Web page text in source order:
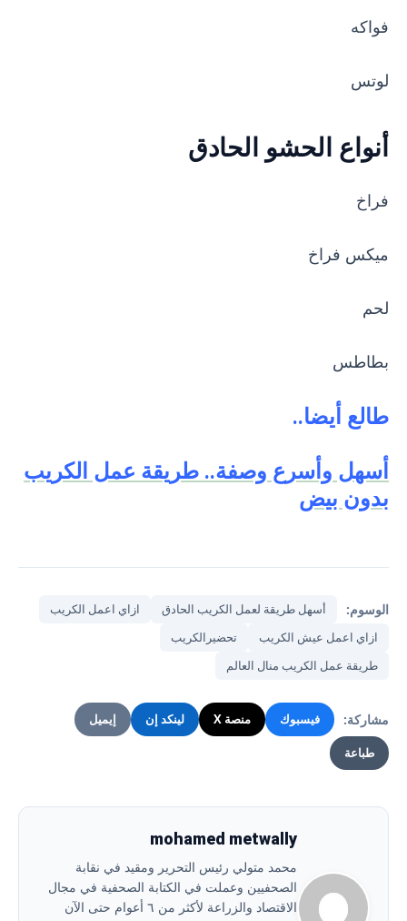
فواكه
لوتس
أنواع الحشو الحادق
فراخ
ميكس فراخ
لحم
بطاطس
طالع أيضا..
أسهل وأسرع وصفة.. طريقة عمل الكريب
بدون بيض
الوسوم: أسهل طريقة لعمل الكريب الحادق
ازاي اعمل الكريب
ازاي اعمل عيش الكريب
تحضيرالكريب
طريقة عمل الكريب منال العالم
مشاركة: فيسبوك منصة X لينكد إن إيميل
طباعة
mohamed metwally
محمد متولي رئيس التحرير ومقيد في نقابة
الصحفيين وعملت في الكتابة الصحفية في مجال
الاقتصاد والزراعة لأكثر من ٦ أعوام حتى الآن